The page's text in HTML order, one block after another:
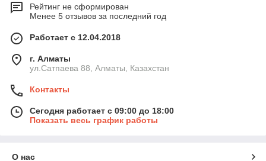
Рейтинг не сформирован
Менее 5 отзывов за последний год
Работает с 12.04.2018
г. Алматы
ул.Сатпаева 88, Алматы, Казахстан
Контакты
Сегодня работает с 09:00 до 18:00
Показать весь график работы
О нас